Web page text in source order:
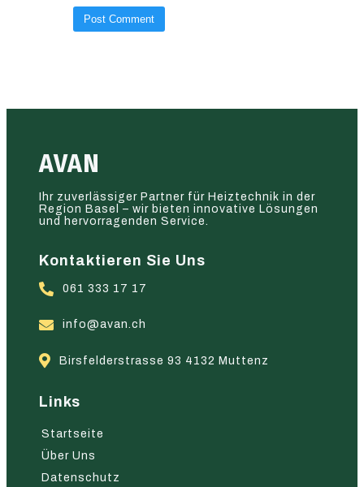
AVAN
Ihr zuverlässiger Partner für Heiztechnik in der
Region Basel – wir bieten innovative Lösungen
und hervorragenden Service.
Kontaktieren Sie Uns
061 333 17 17
info@avan.ch
Birsfelderstrasse 93 4132 Muttenz
Links
Startseite
Über Uns
Datenschutz